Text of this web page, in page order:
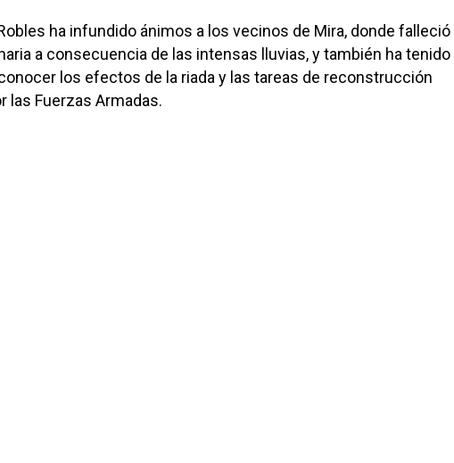
ha infundido ánimos a los vecinos de Mira, donde falleció
a consecuencia de las intensas lluvias, y también ha tenido
los efectos de la riada y las tareas de reconstrucción
las Fuerzas Armadas.